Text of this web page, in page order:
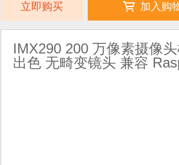
立即购买 加入购
IMX290 200 万像素摄像
出色 无畸变镜头 兼容